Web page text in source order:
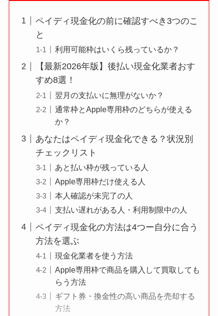
ペイディ現金化の前に確認すべき3つのこ
と
利用可能枠はいくら残っているか？
【最新2026年版】後払い現金化業者おす
すめ8選！
翌月の支払いに無理がないか？
通常枠とApple専用枠のどちらが使える
か？
あなたはペイディ現金化できる？状況別
チェックリスト
あと払い枠が残っている人
Apple専用枠だけ使える人
本人確認が未完了の人
支払い遅れがある人・利用制限中の人
ペイディ現金化の方法は4つー自分に合う
方法を選ぶ
現金化業者を使う方法
Apple専用枠で商品を購入して買取しても
らう方法
ギフト券・換金性の高い商品を売却する
方法